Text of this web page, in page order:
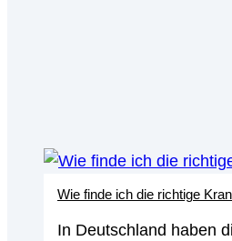
Wie finde ich die richtige
In Deutschland haben